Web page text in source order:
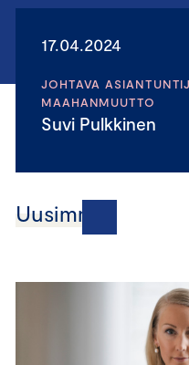
17.04.2024
JOHTAVA
MAAHANMUUTTO
Suvi Pulkkinen
Uusimmat